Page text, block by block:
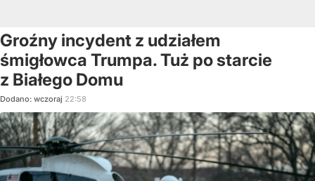
Groźny incydent z udziałem
śmigłowca Trumpa. Tuż po starcie
z Białego Domu
Dodano: wczoraj 22:58